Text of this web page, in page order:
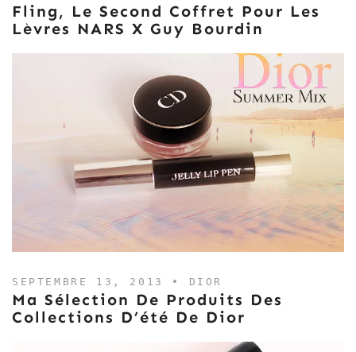
Fling, Le Second Coffret Pour Les
Lèvres NARS X Guy Bourdin
SEPTEMBRE 13, 2013 • DIOR
Ma Sélection De Produits Des
Collections D’été De Dior